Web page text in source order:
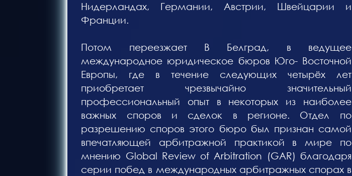
Нидерландах, Германии, Австрии, Швейцарии и
Франции.
Потом переезжает В Белград, в ведущее
международное юридическое бюров Юго- Восточной
Европы, где в течение следующих четырёх лет
приобретает чрезвычайно значительный
профессиональный опыт в некоторых из наиболее
важных споров и сделок в регионе. Отдел по
разрешению споров этого бюро был признан самой
впечатляющей арбитражной практикой в мире по
мнению Global Review of Arbitration (GAR) благодаря
серии побед в международных арбитражных спорах в